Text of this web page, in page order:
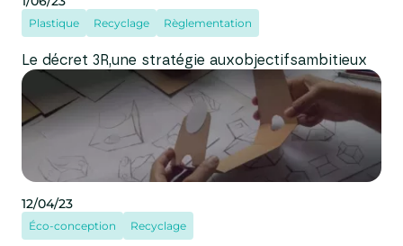
Plastique Recyclage Règlementation
Le décret 3R,une stratégie auxobjectifsambitieux
Éco-conception Recyclage
12/04/23